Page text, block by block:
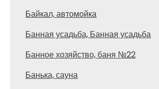
Байкал, автомойка
Банная усадьба, Банная усадьба
Банное хозяйство, баня №22
Банька, сауна